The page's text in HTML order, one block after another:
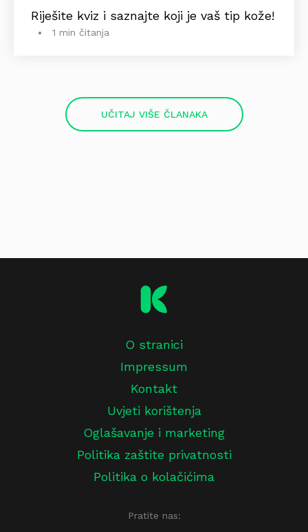
Riješite kviz i saznajte koji je vaš tip kože!
1 min čitanja
UČITAJ VIŠE ČLANAKA
O stranici
Impressum
Kontakt
Uvjeti korištenja
Oglašavanje i marketing
Politika zaštite privatnosti
Politika o kolačićima
Pratite nas: